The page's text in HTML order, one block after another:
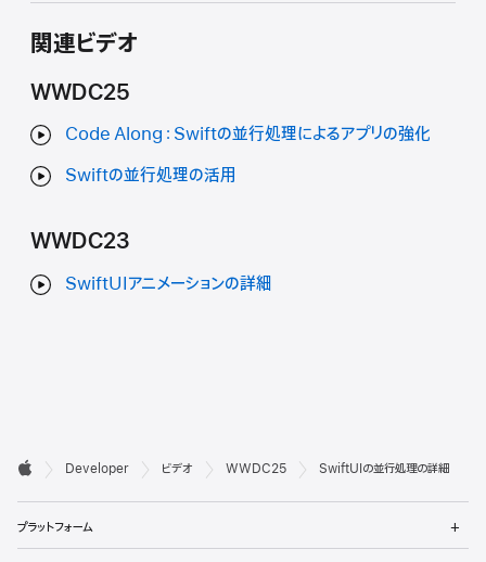
関連ビデオ
WWDC25
Code Along：Swiftの並行処理によるアプリの強化
Swiftの並行処理の活用
WWDC23
SwiftUIアニメーションの詳細
デ
ベ
ロ

Developer ビデオ WWDC25 SwiftUIの並行処理の詳細
プラットフォーム
ュ